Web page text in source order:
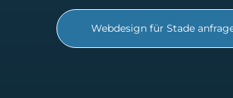
Webdesign für Stade